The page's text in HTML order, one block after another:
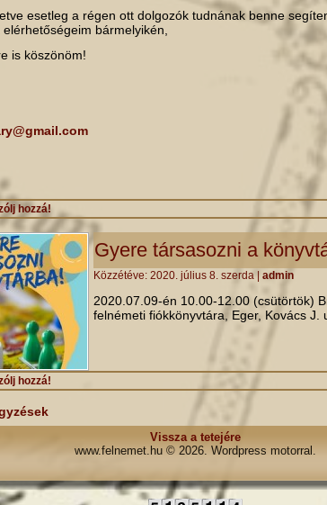
esetleg a régen ott dolgozók tudnának benne
bármelyikén,
is köszönöm!
hozzá!
Gyere társasozni a
Közzétéve: 2020. július 8. szerda admin
2020.07.09-én 10.00-12.00 (csütörtök)
felnémeti fiókkönyvtára, Eger, Kovács J.
hozzá!
Vissza a tetejére
www.felnemet.hu © 2026. Wordpress motorral.